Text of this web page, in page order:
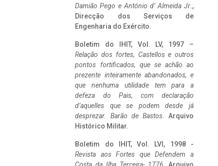
Damião Pego e António d’ Almeida Jr.,
Direcção dos Serviços de
Engenharia do Exército.
Boletim do IHIT, Vol. LV, 1997 –
Relação dos fortes, Castellos e outros
pontos fortificados, que se achão ao
prezente inteiramente abandonados, e
que nenhuma utilidade tem para a
defeza do Pais, com declaração
d’aquelles que se podem desde já
desprezar. Barão de Bastos. Arquivo
Histórico Militar.
Boletim do IHIT, Vol. LVI, 1998 -
Revista aos Fortes que Defendem a